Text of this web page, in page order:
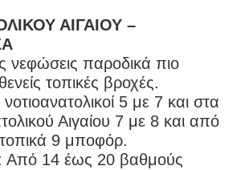
ΑΙΓΑΙΟΥ –
νεφώσεις παροδικά πιο
τοπικές βροχές.
νοτιοανατολικοί 5 με 7 και στα
Αιγαίου 7 με 8 και από
9 μποφόρ.
Από 14 έως 20 βαθμούς